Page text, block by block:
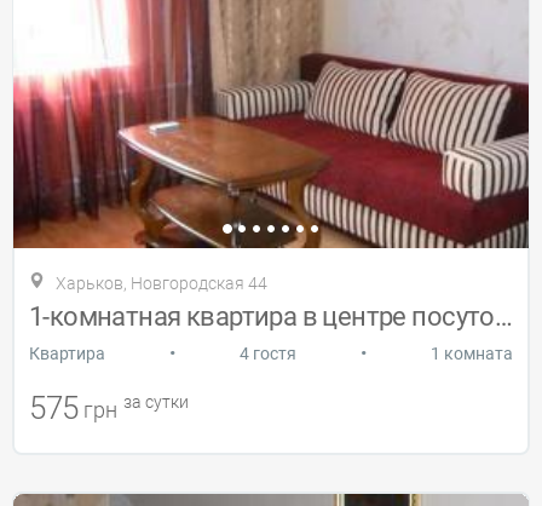
Харьков, Новгородская 44
1-комнатная квартира в центре посуточно
Квартира • 4 гостя • 1 комната
575 грн за сутки